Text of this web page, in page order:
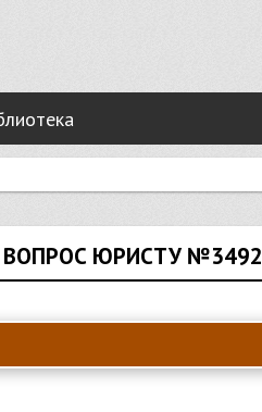
ВОПРОС ЮРИСТУ №3492